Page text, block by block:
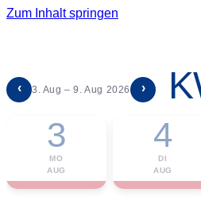
Zum Inhalt springen
‹ 3. Aug – 9. Aug 2026 ›
3
MO
AUG
4
DI
AUG